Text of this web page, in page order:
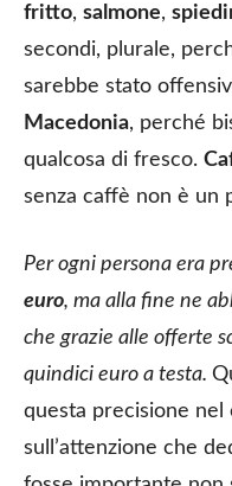
fritto, salmone,
secondi, plurale,
sarebbe stato
Macedonia, perché
qualcosa di fresco.
senza caffè non è un
Per ogni persona era
euro, ma alla fine ne
che grazie alle offerte
quindici euro a testa.
questa precisione
sull’attenzione che